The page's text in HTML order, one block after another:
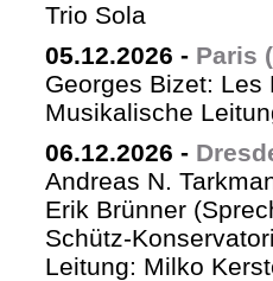
Trio Sola
05.12.2026 - Paris
Georges Bizet: Les
Musikalische
06.12.2026 -
Andreas N.
Erik Brünner
Schütz-
Leitung: Milko